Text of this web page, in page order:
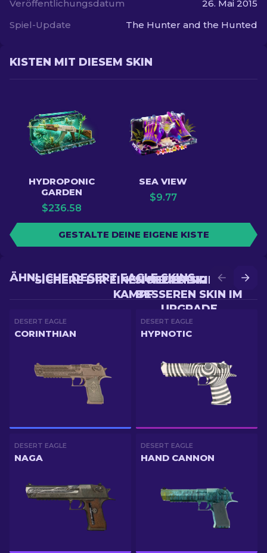
Veröffentlichungsdatum
26. Mai 2015
Spiel-Update
The Hunter and the Hunted
KISTEN MIT DIESEM SKIN
HYDROPONIC
GARDEN
$236.58
SEA VIEW
$9.77
GESTALTE DEINE EIGENE KISTE
SICHERE DIR EINEN
BESSEREN SKIN IM
UPGRADE
SICHERE DIR EINEN NEUEN SKIN IM
KAMPF
ÄHNLICHE DESERT EAGLE SKINS
DESERT EAGLE
CORINTHIAN
DESERT EAGLE
HYPNOTIC
DESERT EAGLE
NAGA
DESERT EAGLE
HAND CANNON